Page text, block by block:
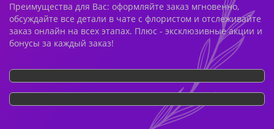
Преимущества для Вас: оформляйте заказ мгновенно,
обсуждайте все детали в чате с флористом и отслеживайте
заказ онлайн на всех этапах. Плюс - эксклюзивные акции и
бонусы за каждый заказ!